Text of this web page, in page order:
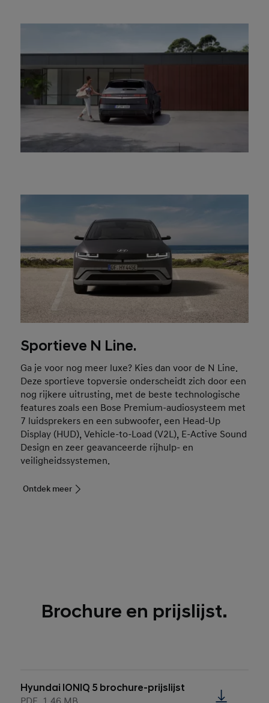
Sportieve N Line.
Ga je voor nog meer luxe? Kies dan voor de N Line.
Deze sportieve topversie onderscheidt zich door een
nog rijkere uitrusting, met de beste technologische
features zoals een Bose Premium-audiosysteem met
7 luidsprekers en een subwoofer, een Head-Up
Display (HUD), Vehicle-to-Load (V2L), E-Active Sound
Design en zeer geavanceerde rijhulp- en
veiligheidssystemen.
Ontdek meer
Brochure en prijslijst.
Hyundai IONIQ 5 brochure-prijslijst